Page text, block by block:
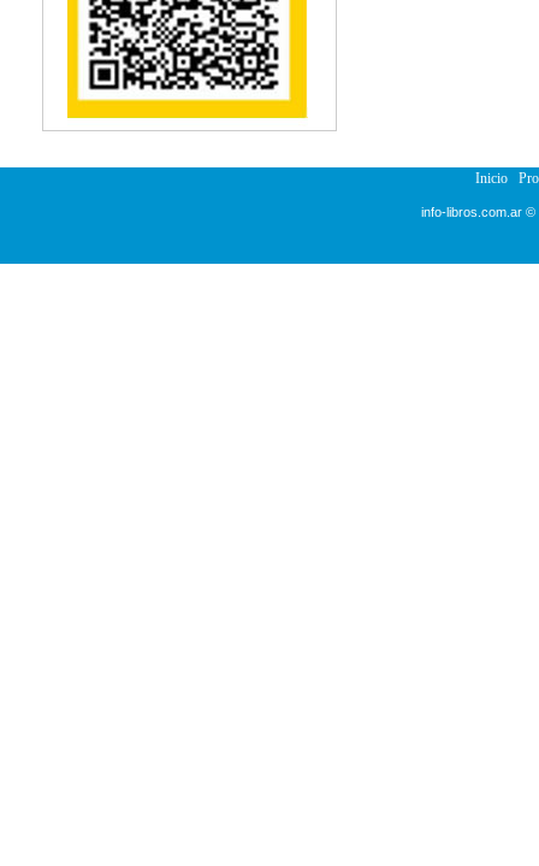
Reumatología
Salud Pública
Semiología
Terapia Ocupacional
Urología
Inicio
info-libros.com.ar